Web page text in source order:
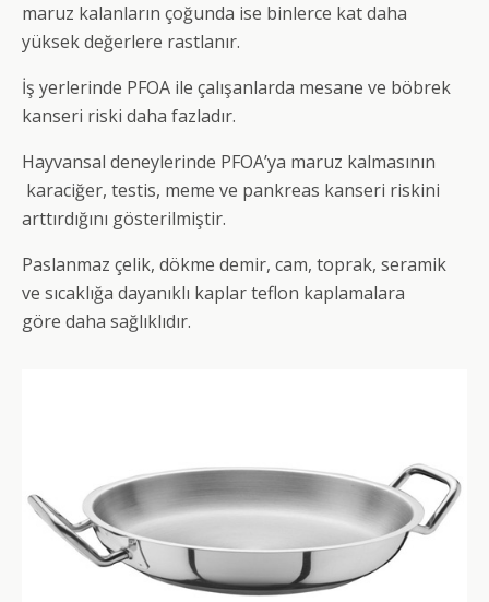
maruz kalanların çoğunda ise binlerce kat daha
yüksek değerlere rastlanır.
İş yerlerinde PFOA ile çalışanlarda mesane ve böbrek
kanseri riski daha fazladır.
Hayvansal deneylerinde PFOA’ya maruz kalmasının
karaciğer, testis, meme ve pankreas kanseri riskini
arttırdığını gösterilmiştir.
Paslanmaz çelik, dökme demir, cam, toprak, seramik
ve sıcaklığa dayanıklı kaplar teflon kaplamalara
göre daha sağlıklıdır.